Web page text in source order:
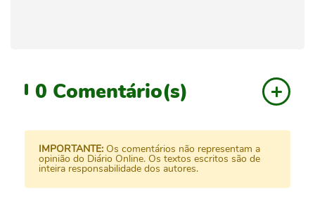
0 Comentário(s)
IMPORTANTE: Os comentários não representam a
opinião do Diário Online. Os textos escritos são de
inteira responsabilidade dos autores.